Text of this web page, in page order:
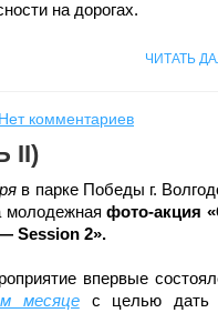
на дорогах.
ЧИТАТЬ
Нет комментариев
II)
в парке Победы г.
молодежнаяфото-акция
Session 2».
впервые
месяцес целью дать